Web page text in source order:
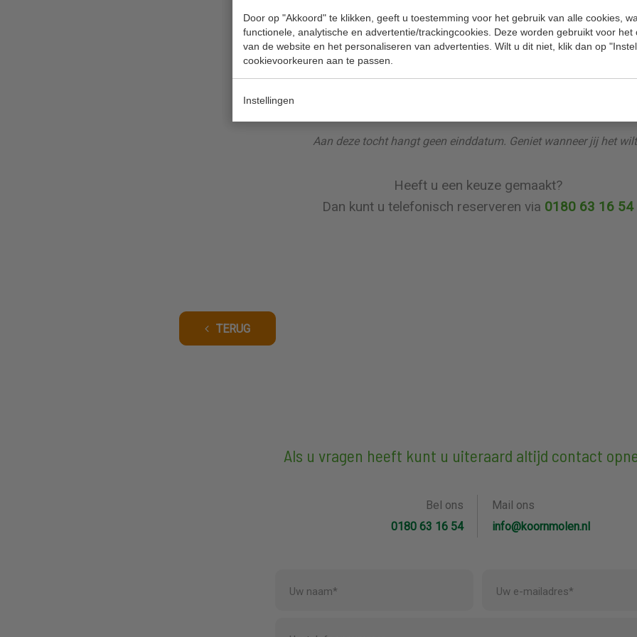
Door op "Akkoord" te klikken, geeft u toestemming voor het gebruik van alle cookies,
functionele, analytische en advertentie/trackingcookies. Deze worden gebruikt voor het
van de website en het personaliseren van advertenties. Wilt u dit niet, klik dan op
cookievoorkeuren aan te passen.
Instellingen
We horen graag wat jullie van de fietstocht vinden. Laat het weten via
#molenfietstocht. Doe je dit, dan maak je ook nog eens kans op een
Aan deze tocht hangt geen einddatum. Geniet wanneer jij het
Heeft u een keuze gemaakt?
Dan kunt u telefonisch reserveren via 0180 63 16 54
TERUG
Als u vragen heeft kunt u uiteraard altijd contact
Bel ons
0180 63 16 54
Mail ons
info@koornmolen.nl
Uw naam* Uw e-mailadres*